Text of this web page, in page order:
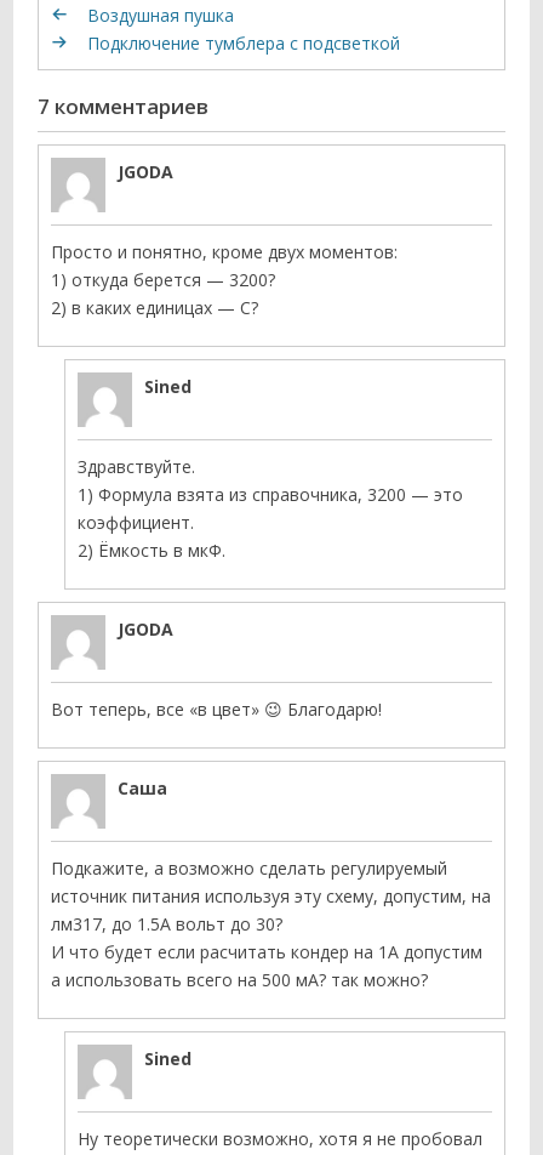
Воздушная пушка
Подключение тумблера с подсветкой
7 комментариев
JGODA
Просто и понятно, кроме двух моментов:
1) откуда берется — 3200?
2) в каких единицах — С?
Sined
Здравствуйте.
1) Формула взята из справочника, 3200 — это
коэффициент.
2) Ёмкость в мкФ.
JGODA
Вот теперь, все «в цвет» 😉 Благодарю!
Саша
Подкажите, а возможно сделать регулируемый
источник питания используя эту схему, допустим, на
лм317, до 1.5А вольт до 30?
И что будет если расчитать кондер на 1А допустим
а использовать всего на 500 мА? так можно?
Sined
Ну теоретически возможно, хотя я не пробовал